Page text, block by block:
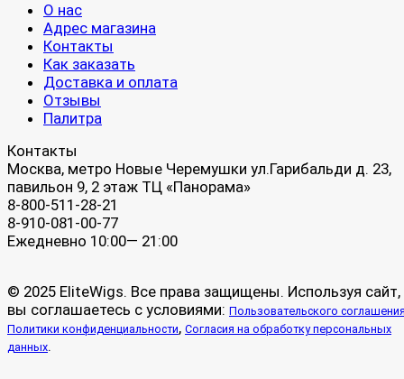
О нас
Адрес магазина
Контакты
Как заказать
Доставка и оплата
Отзывы
Палитра
Контакты
Москва, метро Новые Черемушки ул.Гарибальди д. 23,
павильон 9, 2 этаж ТЦ «Панорама»
8-800-511-28-21
8-910-081-00-77
Ежедневно 10:00— 21:00
© 2025 EliteWigs. Все права защищены. Используя сайт,
вы соглашаетесь с условиями: Пользовательского
Политики конфиденциальности, Согласия на обработку персональных
данных.